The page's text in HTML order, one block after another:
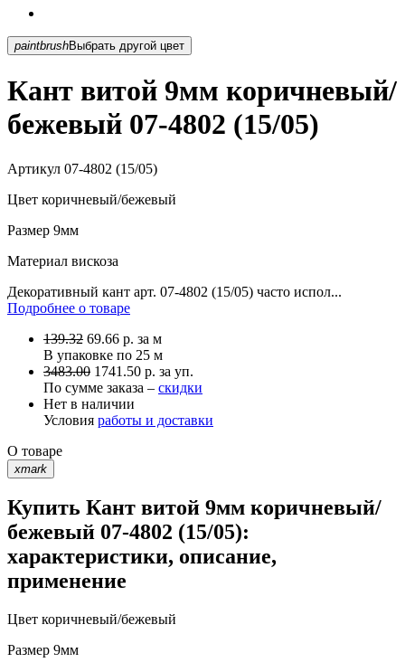
paintbrush Выбрать другой цвет
Кант витой 9мм коричневый/
бежевый 07-4802 (15/05)
Артикул 07-4802 (15/05)
Цвет коричневый/бежевый
Размер 9мм
Материал вискоза
Декоративный кант арт. 07-4802 (15/05) часто испол...
Подробнее о товаре
139.32 69.66 р. за м
В упаковке по 25 м
3483.00 1741.50 р. за уп.
По сумме заказа – скидки
Нет в наличии
Условия работы и доставки
О товаре
xmark
Купить Кант витой 9мм коричневый/
бежевый 07-4802 (15/05):
характеристики, описание,
применение
Цвет коричневый/бежевый
Размер 9мм